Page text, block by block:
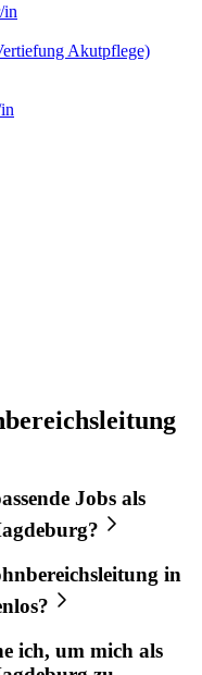
in
Akutpflege)
Jobs als
?
in
ich, um mich als